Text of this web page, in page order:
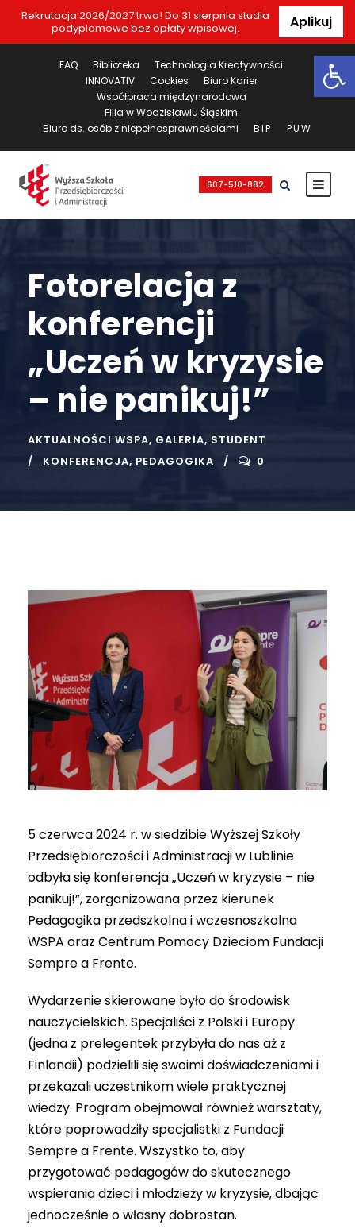
Rekrutacja 2026/2027 trwa! Do 31 sierpnia studia
podyplomowe bez opłaty wpisowej.
Aplikuj
FAQ Biblioteka
Technologia Kreatywności
INNOVATIV
Cookies
Biuro Karier
Współpraca międzynarodowa
Filia w Wodzisławiu Śląskim
Biuro ds. osób z niepełnosprawnościami
BIP PUW
607-510-882
Fotorelacja z
konferencji
„Uczeń w kryzysie
– nie panikuj!”
AKTUALNOŚCI WSPA, GALERIA, STUDENT
KONFERENCJA, PEDAGOGIKA 0
5 czerwca 2024 r. w siedzibie Wyższej Szkoły
Przedsiębiorczości i Administracji w Lublinie
odbyła się konferencja „Uczeń w kryzysie – nie
panikuj!”, zorganizowana przez kierunek
Pedagogika przedszkolna i wczesnoszkolna
WSPA oraz Centrum Pomocy Dzieciom Fundacji
Sempre a Frente.
Wydarzenie skierowane było do środowisk
nauczycielskich. Specjaliści z Polski i Europy
(jedna z prelegentek przybyła do nas aż z
Finlandii) podzielili się swoimi doświadczeniami i
przekazali uczestnikom wiele praktycznej
wiedzy. Program obejmował również warsztaty,
które poprowadziły specjalistki z Fundacji
Sempre a Frente. Wszystko to, aby
przygotować pedagogów do skutecznego
wspierania dzieci i młodzieży w kryzysie, dbając
jednocześnie o własny dobrostan.